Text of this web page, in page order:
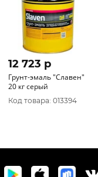
12 723 p
Грунт-эмаль "Славен"
20 кг серый
Код товара: 013394